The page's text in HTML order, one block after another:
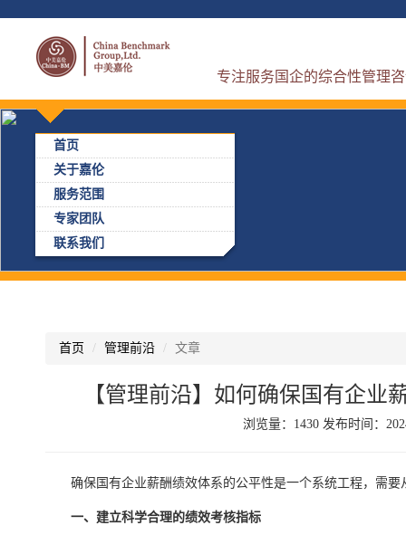
专注服务国企的综合性管理
首页
关于嘉伦
服务范围
专家团队
联系我们
首页 管理前沿 文章
【管理前沿】如何确保国有企业
浏览量：1430 发布时间：
确保国有企业薪酬绩效体系的公平性是一个系统工程，需
一、建立科学合理的绩效考核指标